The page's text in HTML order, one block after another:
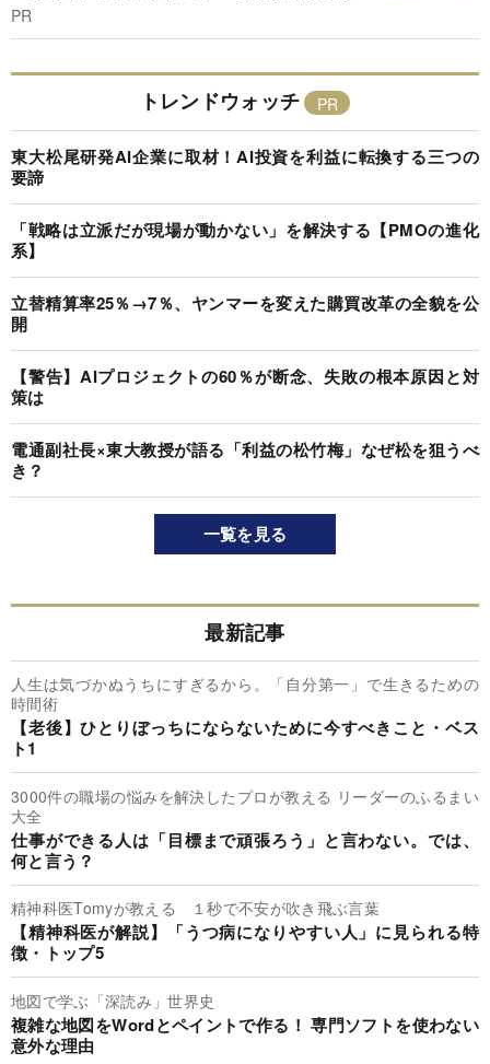
PR
トレンドウォッチ
東大松尾研発AI企業に取材！AI投資を利益に転換する三つの
要諦
「戦略は立派だが現場が動かない」を解決する【PMOの進化
系】
立替精算率25％→7％、ヤンマーを変えた購買改革の全貌を公
開
【警告】AIプロジェクトの60％が断念、失敗の根本原因と対
策は
電通副社長×東大教授が語る「利益の松竹梅」なぜ松を狙うべ
き？
一覧を見る
最新記事
人生は気づかぬうちにすぎるから。「自分第一」で生きるための
時間術
【老後】ひとりぼっちにならないために今すべきこと・ベス
ト1
3000件の職場の悩みを解決したプロが教える リーダーのふるまい
大全
仕事ができる人は「目標まで頑張ろう」と言わない。では、
何と言う？
精神科医Tomyが教える １秒で不安が吹き飛ぶ言葉
【精神科医が解説】「うつ病になりやすい人」に見られる特
徴・トップ5
地図で学ぶ「深読み」世界史
複雑な地図をWordとペイントで作る！ 専門ソフトを使わない
意外な理由